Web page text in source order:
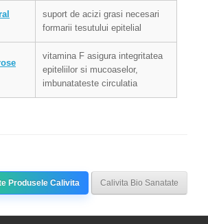
suport de acizi grasi necesari
formarii tesutului epitelial
vitamina F asigura integritatea
epiteliilor si mucoaselor,
imbunatateste circulatia
Produsele Calivita Calivita Bio Sanatate